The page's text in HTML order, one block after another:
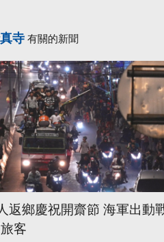
寺 有關的新聞
返鄉慶祝開齋節 海軍出動
客